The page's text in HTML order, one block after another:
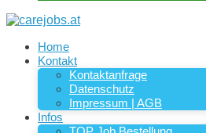
Home
Kontakt
Kontaktanfrage
Datenschutz
Impressum | AGB
Infos